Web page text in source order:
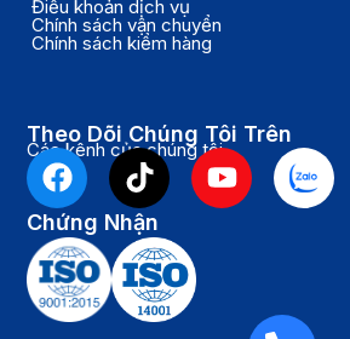
Điều khoản dịch vụ
Chính sách vận chuyển
Chính sách kiểm hàng
Theo Dõi Chúng Tôi Trên
Các kênh của chúng tôi
F
a
c
e
b
o
T
i
k
t
o
k
Y
o
Chứng Nhận